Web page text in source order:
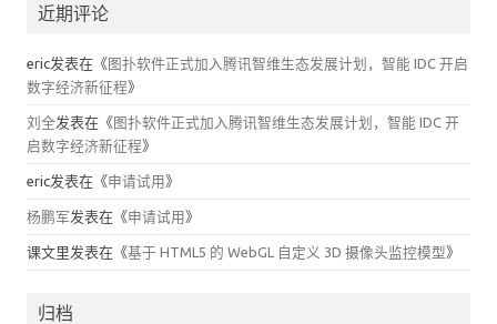
近期评论
eric发表在《 图扑软件正式加入腾讯智维生态发展计划，智能 IDC 开启
数字经济新征程》
刘全发表在《 图扑软件正式加入腾讯智维生态发展计划，智能 IDC 开
启数字经济新征程》
eric发表在《申请试用 》
杨鹏军发表在《申请试用 》
课文里发表在《基于 HTML5 的 WebGL 自定义 3D 摄像头监控模型》
归档